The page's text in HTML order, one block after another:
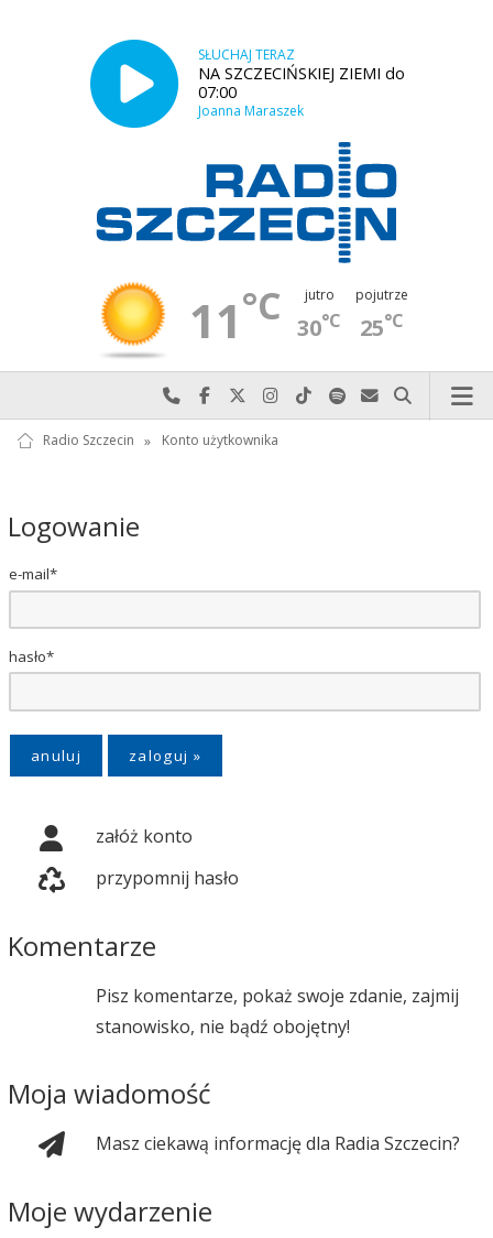
SŁUCHAJ TERAZ
NA SZCZECIŃSKIEJ ZIEMI do
07:00
Joanna Maraszek
11°C jutro
30°C
pojutrze
25°C
Najlepiej po prostu do nas zadzwoń
Odwiedź nas na Facebook-u
Odwiedź nas na X
Odwiedź nas na Instagram-ie
Odwiedź nas na TikTok-u
Szukaj nas na Spotify
Wyślij do nas
Szukaj
Radio Szczecin » Konto użytkownika
Logowanie
e-mail*
hasło*
anuluj
załóż konto
przypomnij hasło
Komentarze
Pisz komentarze, pokaż swoje zdanie, zajmij
stanowisko, nie bądź obojętny!
Moja wiadomość
Masz ciekawą informację dla Radia Szczecin?
Moje wydarzenie